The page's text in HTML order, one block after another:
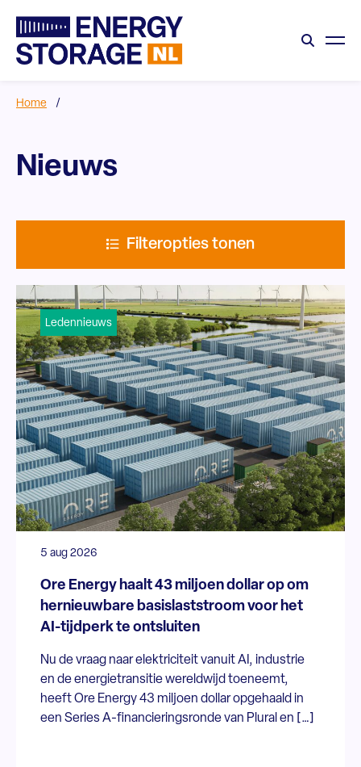
Home /
Nieuws
Filteropties tonen
Ledennieuws
5 aug 2026
Ore Energy haalt 43 miljoen dollar op om
hernieuwbare basislaststroom voor het
AI-tijdperk te ontsluiten
Nu de vraag naar elektriciteit vanuit AI, industrie
en de energietransitie wereldwijd toeneemt,
heeft Ore Energy 43 miljoen dollar opgehaald in
een Series A-financieringsronde van Plural en […]